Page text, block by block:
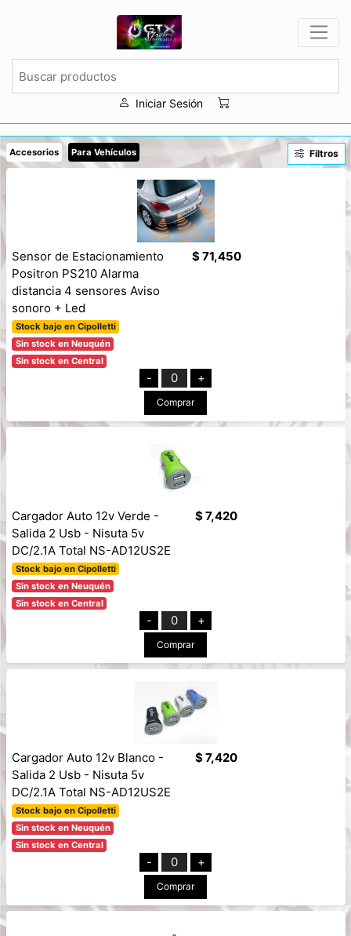
Iniciar Sesión
Accesorios Para Vehículos Filtros
Sensor de Estacionamiento
Positron PS210 Alarma
distancia 4 sensores Aviso
sonoro + Led
Stock bajo en Cipolletti
Sin stock en Neuquén
Sin stock en Central
$ 71,450
- 0 +
Comprar
Cargador Auto 12v Verde -
Salida 2 Usb - Nisuta 5v
DC/2.1A Total NS-AD12US2E
Stock bajo en Cipolletti
Sin stock en Neuquén
Sin stock en Central
$ 7,420
- 0 +
Comprar
Cargador Auto 12v Blanco -
Salida 2 Usb - Nisuta 5v
DC/2.1A Total NS-AD12US2E
Stock bajo en Cipolletti
Sin stock en Neuquén
Sin stock en Central
$ 7,420
- 0 +
Comprar